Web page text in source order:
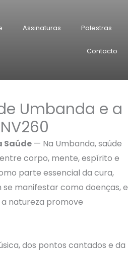
Assinaturas Palestras
Contacto
Umbanda e a
Saúde — Na Umbanda, saúde
corpo, mente, espírito e
parte essencial da cura,
manifestar como doenças, e
a natureza promove
dos pontos cantados e da